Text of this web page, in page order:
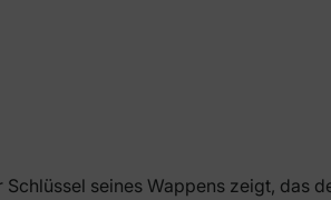
seines Wappens zeigt, das